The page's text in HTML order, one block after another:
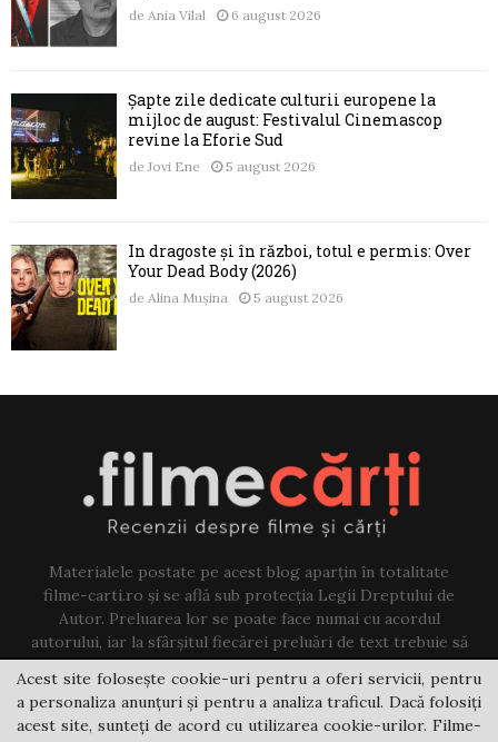
de Ania Vilal 6 august 2026
Șapte zile dedicate culturii europene la
mijloc de august: Festivalul Cinemascop
revine la Eforie Sud
de Jovi Ene 5 august 2026
În dragoste și în război, totul e permis: Over
Your Dead Body (2026)
de Alina Mușina 5 august 2026
Materialele postate pe acest blog aparțin în totalitate
filme-carti.ro și se află sub protecția Legii Dreptului de
Autor. Preluarea lor se poate face numai cu acordul
autorului, iar la sfârșitul fiecărei preluări de text trebuie să
existe un link către acest blog.
Contact us:jovi@filme-carti.ro
Acest site folosește cookie-uri pentru a oferi servicii, pentru
a personaliza anunțuri și pentru a analiza traficul. Dacă folosiți
acest site, sunteți de acord cu utilizarea cookie-urilor. Filme-